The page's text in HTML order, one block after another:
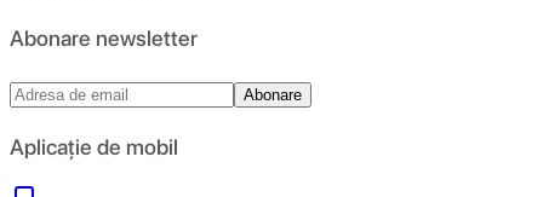
Abonare newsletter
Abonare
Aplicație de mobil